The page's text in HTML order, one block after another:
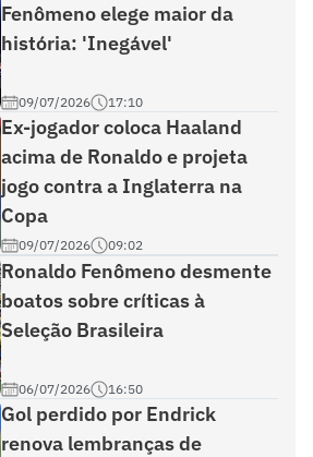
Fenômeno elege maior da
história: 'Inegável'
09/07/2026 17:10
Ex-jogador coloca Haaland
acima de Ronaldo e projeta
jogo contra a Inglaterra na
Copa
09/07/2026 09:02
Ronaldo Fenômeno desmente
boatos sobre críticas à
Seleção Brasileira
06/07/2026 16:50
Gol perdido por Endrick
renova lembranças de